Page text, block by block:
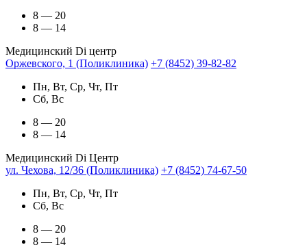
8 — 20
8 — 14
Медицинский Di центр
Оржевского, 1 (Поликлиника) +7 (8452) 39-82-82
Пн, Вт, Ср, Чт, Пт
Сб, Вс
8 — 20
8 — 14
Медицинский Di Центр
ул. Чехова, 12/36 (Поликлиника) +7 (8452) 74-67-50
Пн, Вт, Ср, Чт, Пт
Сб, Вс
8 — 20
8 — 14